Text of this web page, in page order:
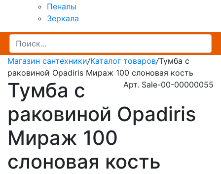
Пеналы
Зеркала
Магазин сантехники/Каталог товаров/Тумба с
раковиной Opadiris Мираж 100 слоновая кость
Арт. Sale-00-00000055
Тумба с
раковиной Opadiris
Мираж 100
слоновая кость